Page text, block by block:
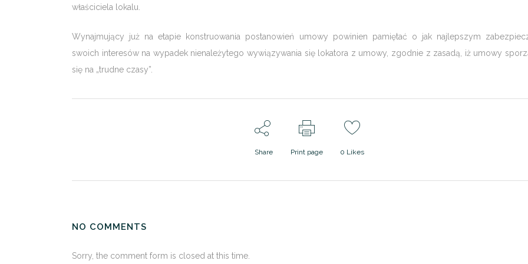
właściciela lokalu.
Wynajmujący już na etapie konstruowania postanowień umowy powinien pamiętać o jak najlepszym
swoich interesów na wypadek nienależytego wywiązywania się lokatora z umowy, zgodnie z zasadą, iż umowy
się na „trudne czasy”.
Share Print page 0 Likes
NO COMMENTS
Sorry, the comment form is closed at this time.